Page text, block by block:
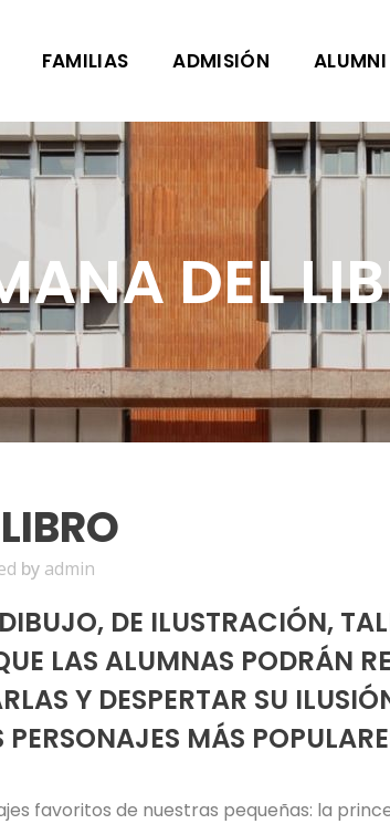
FAMILIAS ADMISIÓN ALUMNI
DEL
by admin
DE ILUSTRACIÓN,
LAS ALUMNAS PODRÁN
Y DESPERTAR SU
MÁS
favoritos de nuestras pequeñas: la